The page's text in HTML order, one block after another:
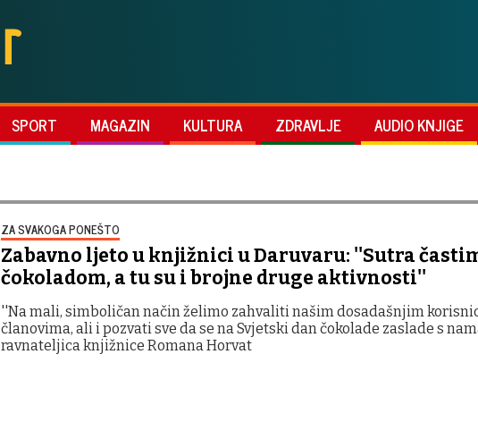
SPORT MAGAZIN KULTURA ZDRAVLJE AUDIO KNJIGE
ZA SVAKOGA PONEŠTO
Zabavno ljeto u knjižnici u Daruvaru: ''Sutra
čokoladom, a tu su i brojne druge aktivnosti''
''Na mali, simboličan način želimo zahvaliti našim dosadašnjim
članovima, ali i pozvati sve da se na Svjetski dan čokolade zaslade s
ravnateljica knjižnice Romana Horvat